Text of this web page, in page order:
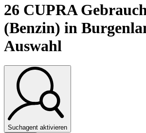
26 CUPRA
(Benzin) in
Auswahl
Suchagent aktivieren